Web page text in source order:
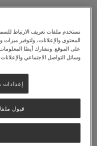
يتميز كل من
القهوة حول
ونقارن بين
لك بين الفلات وايت
الفلات وايت:
بصفتك من عشاق
الفلات وايت. هذا
الإسبريسو اكتسب
ولأسباب وجيهة. هنا
نستخدم ملفات تعريف الارتباط
المحتوى والإعلانات، ولتوفير
على الموقع. ونشارك أيضًا
وسائل التواصل الاجتماعي والإعلانات
إعدادات
قبول